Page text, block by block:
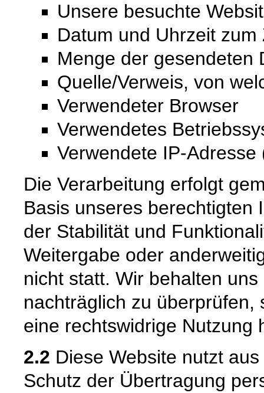
Unsere besuchte
Datum und Uhrzeit
Menge der gesendeten
Quelle/Verweis, von
Verwendeter Browser
Verwendetes
Verwendete IP-
Die Verarbeitung erfolgt
Basis unseres berechtigten
der Stabilität und
Weitergabe oder
nicht statt. Wir behalten
nachträglich zu überprüfen,
eine rechtswidrige Nutzung
2.2 Diese Website nutzt
Schutz der Übertragung